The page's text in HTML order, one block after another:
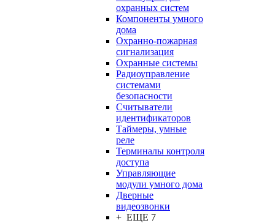
охранных систем
Компоненты умного
дома
Охранно-пожарная
сигнализация
Охранные системы
Радиоуправление
системами
безопасности
Считыватели
идентификаторов
Таймеры, умные
реле
Терминалы контроля
доступа
Управляющие
модули умного дома
Дверные
видеозвонки
+ ЕЩЕ 7